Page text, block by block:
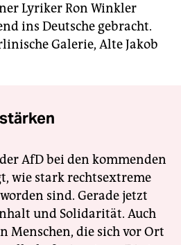
Lyriker Ron Winkler
ins Deutsche gebracht.
Galerie, Alte Jakob
AfD bei den kommenden
wie stark rechtsextreme
sind. Gerade jetzt
und Solidarität. Auch
Menschen, die sich vor Ort